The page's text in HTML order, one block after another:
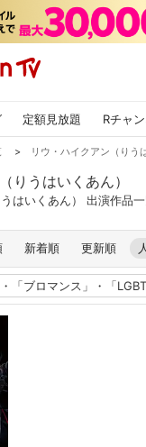
定額見放題 Rチャ
> リウ・ハイクアン（りう
りうはいくあん）
はいくあん） 出演作品
新着順 更新順
・「ブロマンス」・「